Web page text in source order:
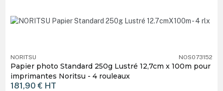
NORITSU NOS073152
Papier photo Standard 250g Lustré 12,7cm x 100m pour
imprimantes Noritsu - 4 rouleaux
181,90 € HT